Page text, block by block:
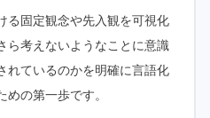
る固定観念や先入観を可視化
ら考えないようなことに意識
れているのかを明確に言語化
の第一歩です。